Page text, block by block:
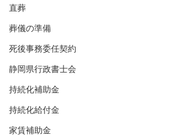
直葬
葬儀の準備
死後事務委任契約
静岡県行政書士会
持続化補助金
持続化給付金
家賃補助金